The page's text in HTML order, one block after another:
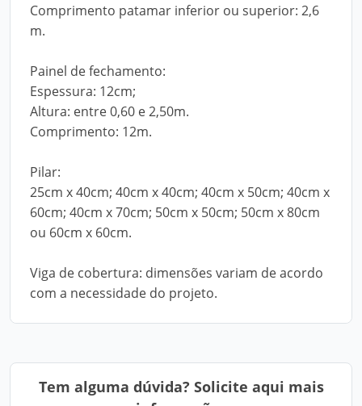
Comprimento patamar inferior ou superior: 2,6
m.
Painel de fechamento:
Espessura: 12cm;
Altura: entre 0,60 e 2,50m.
Comprimento: 12m.
Pilar:
25cm x 40cm; 40cm x 40cm; 40cm x 50cm; 40cm x
60cm; 40cm x 70cm; 50cm x 50cm; 50cm x 80cm
ou 60cm x 60cm.
Viga de cobertura: dimensões variam de acordo
com a necessidade do projeto.
Tem alguma dúvida? Solicite aqui mais